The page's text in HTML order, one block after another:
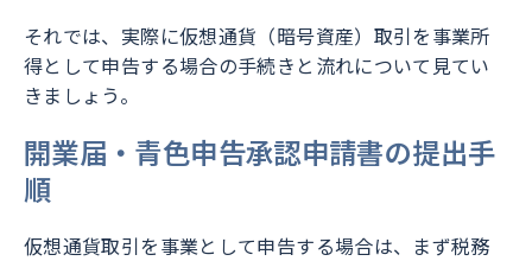
それでは、実際に仮想通貨（暗号資産）取引を事業所
得として申告する場合の手続きと流れについて見てい
きましょう。
開業届・青色申告承認申請書の提出手
順
仮想通貨取引を事業として申告する場合は、まず税務